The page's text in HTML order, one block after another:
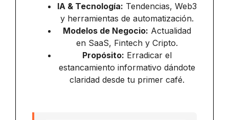
IA & Tecnología: Tendencias, Web3
y herramientas de automatización.
Modelos de Negocio: Actualidad
en SaaS, Fintech y Cripto.
Propósito: Erradicar el
estancamiento informativo dándote
claridad desde tu primer café.